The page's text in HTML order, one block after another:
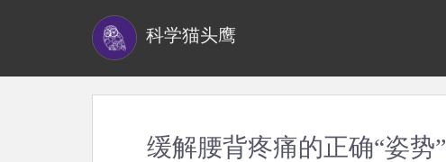
科学猫头鹰
缓解腰背疼痛的正确“姿势”